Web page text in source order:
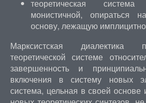
теоретическая
монистичной, опираться
основу, лежащую
Марксистская диалектика
теоретической системе
завершенность и
включения в систему новых
система, цельная в своей основе